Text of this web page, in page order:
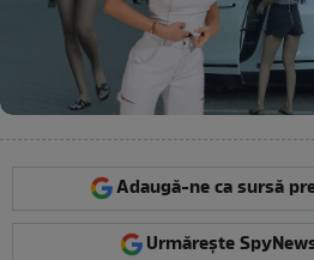
Adaugă-ne ca sursă
Urmărește